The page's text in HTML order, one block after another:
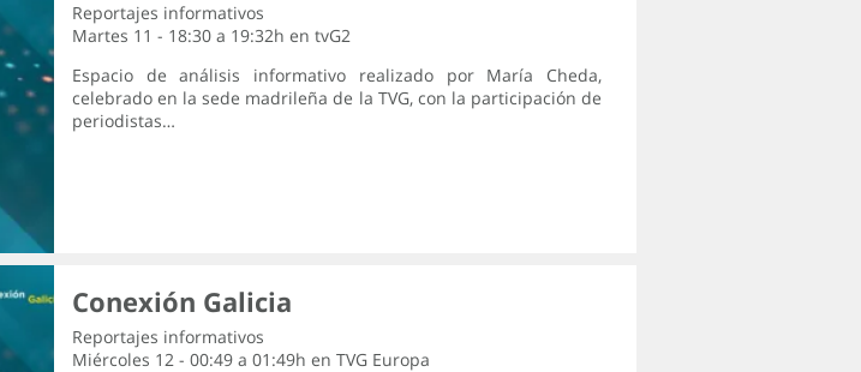
Reportajes informativos
Martes 11 - 18:30 a 19:32h en tvG2
Espacio de análisis informativo realizado por María Cheda,
celebrado en la sede madrileña de la TVG, con la participación de
periodistas…
Conexión Galicia
Reportajes informativos
Miércoles 12 - 00:49 a 01:49h en TVG Europa